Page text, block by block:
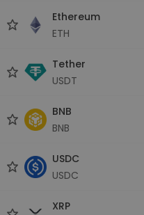
Ethereum
ETH
Tether
USDT
BNB
BNB
USDC
USDC
XRP